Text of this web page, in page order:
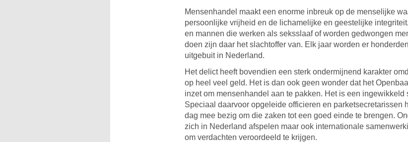
Mensenhandel maakt een enorme inbreuk op de menselijke
persoonlijke vrijheid en de lichamelijke en geestelijke
en mannen die werken als seksslaaf of worden gedwongen
doen zijn daar het slachtoffer van. Elk jaar worden er
uitgebuit in Nederland.
Het delict heeft bovendien een sterk ondermijnend karakter
op heel veel geld. Het is dan ook geen wonder dat het
inzet om mensenhandel aan te pakken. Het is een ingewikkeld
Speciaal daarvoor opgeleide officieren en parketsecretarissen
dag mee bezig om die zaken tot een goed einde te brengen.
zich in Nederland afspelen maar ook internationale
om verdachten veroordeeld te krijgen.